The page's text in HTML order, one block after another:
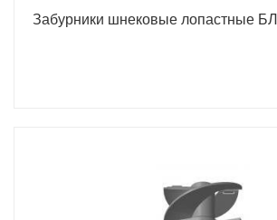
Забурники шнековые лопастные